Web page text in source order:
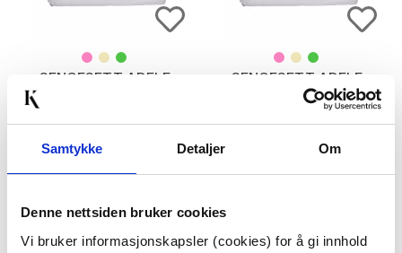
Samtykke Detaljer Om
Denne nettsiden bruker cookies
Vi bruker informasjonskapsler (cookies) for å gi innhold
SENGESETT ADELE
SATENG 140X220 CM,
849,00
Medl.424,50
SENGESETT ADELE
SATENG 140X200 CM,
799,00
399,50